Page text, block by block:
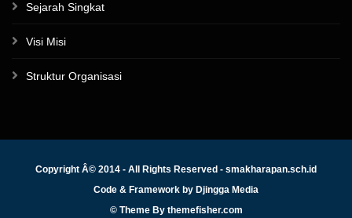
Sejarah Singkat
Visi Misi
Struktur Organisasi
Copyright Â© 2014 - All Rights Reserved - smakharapan.sch.id
Code & Framework by Djingga Media
© Theme By themefisher.com